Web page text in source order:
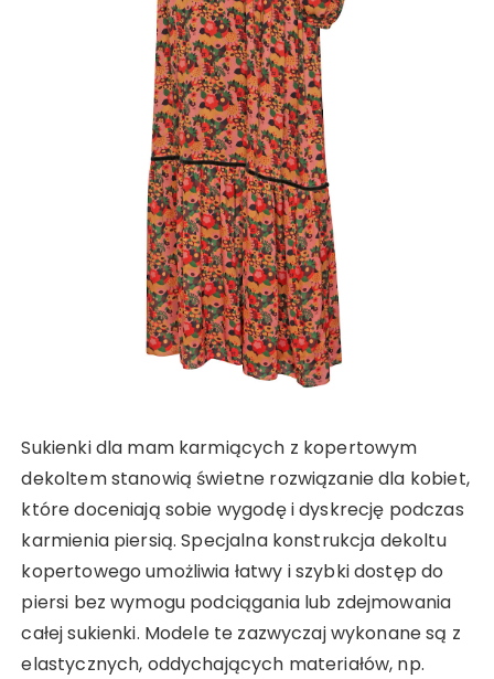
Sukienki dla mam karmiących z kopertowym
dekoltem stanowią świetne rozwiązanie dla kobiet,
które doceniają sobie wygodę i dyskrecję podczas
karmienia piersią. Specjalna konstrukcja dekoltu
kopertowego umożliwia łatwy i szybki dostęp do
piersi bez wymogu podciągania lub zdejmowania
całej sukienki. Modele te zazwyczaj wykonane są z
elastycznych, oddychających materiałów, np.